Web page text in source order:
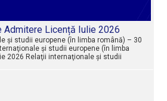
Admitere Licență Iulie 2026
şi studii europene (în limba română) – 30
şi studii europene (în limba
2026 Relaţii internaţionale şi studii